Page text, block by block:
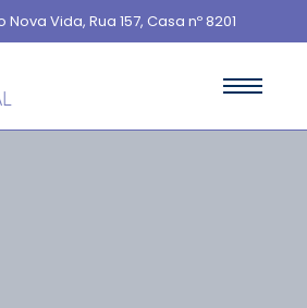
Vida, Rua 157, Casa nº 8201